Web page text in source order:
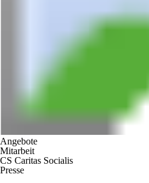
Angebote
Mitarbeit
CS Caritas Socialis
Presse